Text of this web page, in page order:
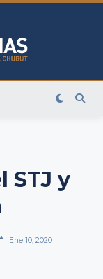
STJ y
Ene 10, 2020